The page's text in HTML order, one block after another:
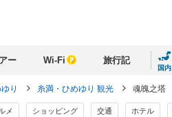
ー Wi-Fi 旅行記
国内
り 糸満・ひめゆり 観光 魂魄之塔
メ ショッピング 交通 ホテル